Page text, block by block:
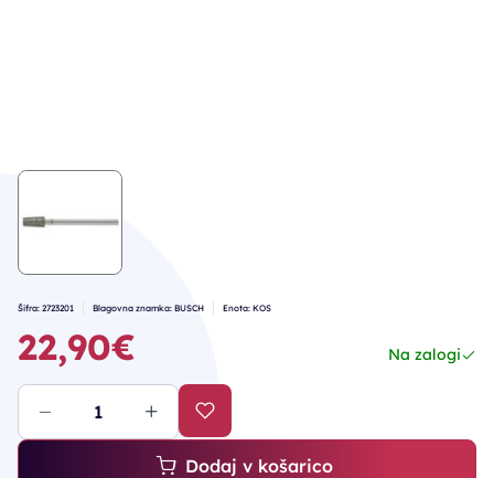
Šifra: 2723201 Blagovna znamka: BUSCH Enota: KOS
22,90€ Na zalogi
Dodaj v košarico